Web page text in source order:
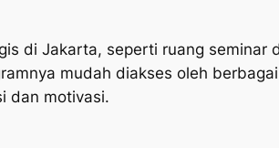
di Jakarta, seperti ruang seminar
mudah diakses oleh
dan motivasi.